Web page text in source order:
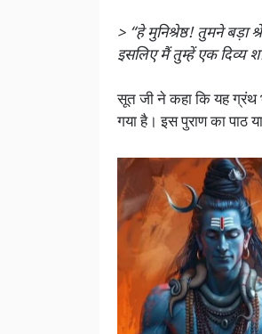
> “हे मुनिश्रेष्ठ! तुमने बड़ा
इसलिए मैं तुम्हें एक दिव्य
सूत जी ने कहा कि यह ग्रंथ
गया है। इस पुराण का पाठ